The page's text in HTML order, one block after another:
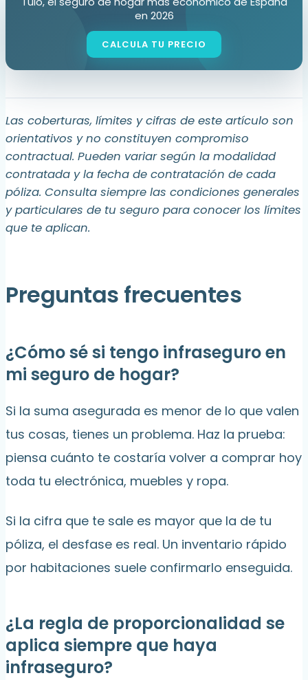
en 2026
Las coberturas, límites y cifras de este artículo son
orientativos y no constituyen compromiso
contractual. Pueden variar según la modalidad
contratada y la fecha de contratación de cada
póliza. Consulta siempre las condiciones generales
y particulares de tu seguro para conocer los límites
que te aplican.
Preguntas frecuentes
¿Cómo sé si tengo infraseguro en
mi seguro de hogar?
Si la suma asegurada es menor de lo que valen
tus cosas, tienes un problema. Haz la prueba:
piensa cuánto te costaría volver a comprar hoy
toda tu electrónica, muebles y ropa.
Si la cifra que te sale es mayor que la de tu
póliza, el desfase es real. Un inventario rápido
por habitaciones suele confirmarlo enseguida.
¿La regla de proporcionalidad se
aplica siempre que haya
infraseguro?